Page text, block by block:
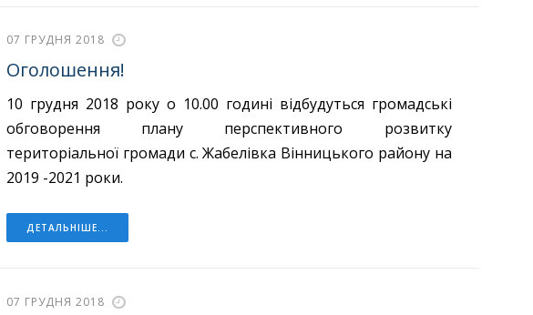
07 ГРУДНЯ 2018
Оголошення!
10 грудня 2018 року о 10.00 годині відбудуться громадські
обговорення плану перспективного розвитку
територіальної громади с. Жабелівка Вінницького району на
2019 -2021 роки.
ДЕТАЛЬНІШЕ...
07 ГРУДНЯ 2018